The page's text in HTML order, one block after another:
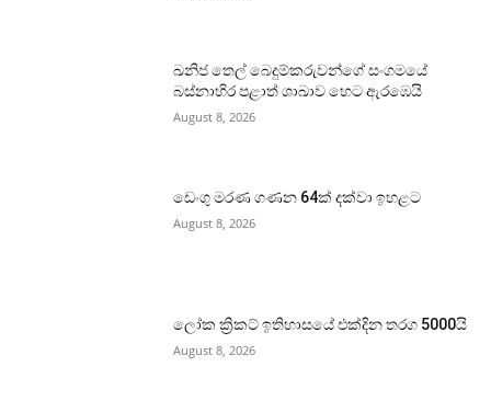
ඛනිජ තෙල් බෙදුම්කරුවන්ගේ සංගමයේ
බස්නාහිර පළාත් ශාඛාව හෙට ඇරඹෙයි
August 8, 2026
ඩෙංගු මරණ ගණන 64ක් දක්වා ඉහළට
August 8, 2026
ලෝක ක්‍රිකට් ඉතිහාසයේ එක්දින තරග 5000යි
August 8, 2026